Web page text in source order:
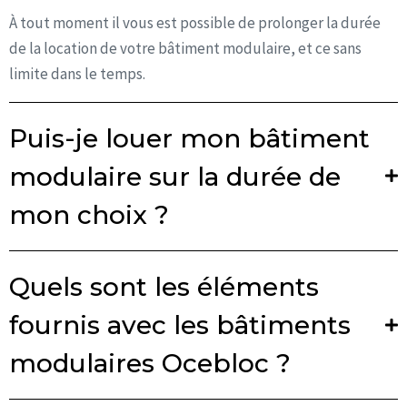
À tout moment il vous est possible de prolonger la durée
de la location de votre bâtiment modulaire, et ce sans
limite dans le temps.
Puis-je louer mon bâtiment
modulaire sur la durée de
mon choix ?
Quels sont les éléments
fournis avec les bâtiments
modulaires Ocebloc ?